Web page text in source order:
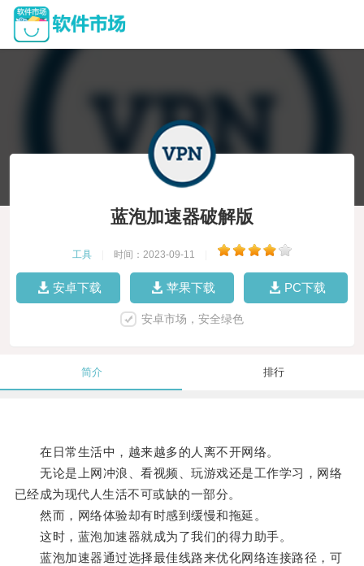
蓝泡加速器破解版
工具 时间：2023-09-11
安卓下载 苹果下载 PC下载
安卓市场，安全绿色
简介 排行
在日常生活中，越来越多的人离不开网络。
无论是上网冲浪、看视频、玩游戏还是工作学习，网络
已经成为现代人生活不可或缺的一部分。
然而，网络体验却有时感到缓慢和拖延。
这时，蓝泡加速器就成为了我们的得力助手。
蓝泡加速器通过选择最佳线路来优化网络连接路径，可